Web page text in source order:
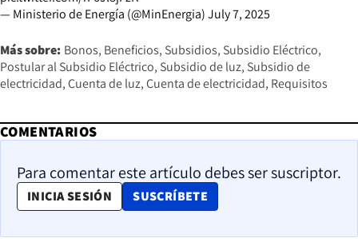
— Ministerio de Energía (@MinEnergia)July 7, 2025
Más sobre: Bonos Beneficios Subsidios Subsidio Eléctrico
Postular al Subsidio Eléctrico Subsidio de luz Subsidio de
electricidad Cuenta de luz Cuenta de electricidad Requisitos
COMENTARIOS
Para comentar este artículo debes ser suscriptor.
INICIA SESIÓN SUSCRÍBETE
OPENS IN NEW WINDOW